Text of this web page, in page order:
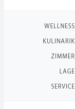
WELLNESS
KULINARIK
ZIMMER
LAGE
SERVICE